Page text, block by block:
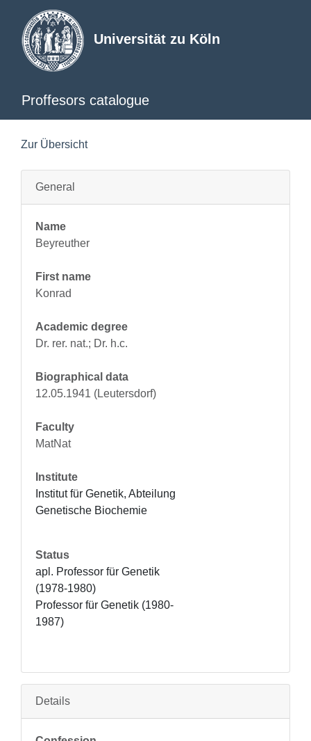
Universität zu Köln
Proffesors catalogue
Zur Übersicht
General
Name
Beyreuther
First name
Konrad
Academic degree
Dr. rer. nat.; Dr. h.c.
Biographical data
12.05.1941 (Leutersdorf)
Faculty
MatNat
Institute
Institut für Genetik, Abteilung
Genetische Biochemie
Status
apl. Professor für Genetik
(1978-1980)
Professor für Genetik (1980-
1987)
Details